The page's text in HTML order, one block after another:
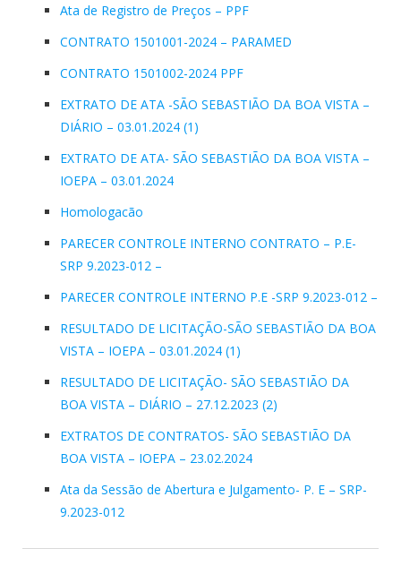
Ata de Registro de Preços – PPF
CONTRATO 1501001-2024 – PARAMED
CONTRATO 1501002-2024 PPF
EXTRATO DE ATA -SÃO SEBASTIÃO DA BOA VISTA –
DIÁRIO – 03.01.2024 (1)
EXTRATO DE ATA- SÃO SEBASTIÃO DA BOA VISTA –
IOEPA – 03.01.2024
Homologacão
PARECER CONTROLE INTERNO CONTRATO – P.E-
SRP 9.2023-012 –
PARECER CONTROLE INTERNO P.E -SRP 9.2023-012 –
RESULTADO DE LICITAÇÃO-SÃO SEBASTIÃO DA BOA
VISTA – IOEPA – 03.01.2024 (1)
RESULTADO DE LICITAÇÃO- SÃO SEBASTIÃO DA
BOA VISTA – DIÁRIO – 27.12.2023 (2)
EXTRATOS DE CONTRATOS- SÃO SEBASTIÃO DA
BOA VISTA – IOEPA – 23.02.2024
Ata da Sessão de Abertura e Julgamento- P. E – SRP-
9.2023-012